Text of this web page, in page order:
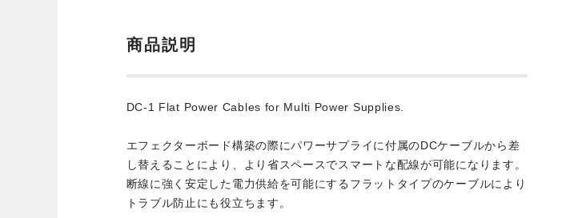
商品説明
DC-1 Flat Power Cables for Multi Power Supplies.
エフェクターボード構築の際にパワーサプライに付属のDCケーブルから差
し替えることにより、より省スペースでスマートな配線が可能になります。
断線に強く安定した電力供給を可能にするフラットタイプのケーブルにより
トラブル防止にも役立ちます。